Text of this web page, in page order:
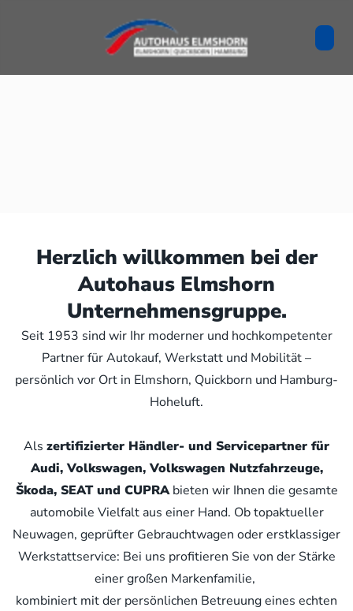
Herzlich willkommen bei der
Autohaus Elmshorn
Unternehmensgruppe.
Seit 1953 sind wir Ihr moderner und hochkompetenter
Partner für Autokauf, Werkstatt und Mobilität –
persönlich vor Ort in Elmshorn, Quickborn und Hamburg-
Hoheluft.
Als zertifizierter Händler- und Servicepartner für
Audi, Volkswagen, Volkswagen Nutzfahrzeuge,
Škoda, SEAT und CUPRAbieten wir Ihnen die gesamte
automobile Vielfalt aus einer Hand. Ob topaktueller
Neuwagen, geprüfter Gebrauchtwagen oder erstklassiger
Werkstattservice: Bei uns profitieren Sie von der Stärke
einer großen Markenfamilie,
kombiniert mit der persönlichen Betreuung eines echten